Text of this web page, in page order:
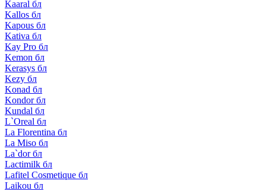
Kaaral бл
Kallos бл
Kapous бл
Kativa бл
Kay Pro бл
Kemon бл
Kerasys бл
Kezy бл
Konad бл
Kondor бл
Kundal бл
L`Oreal бл
La Florentina бл
La Miso бл
La`dor бл
Lactimilk бл
Lafitel Cosmetique бл
Laikou бл